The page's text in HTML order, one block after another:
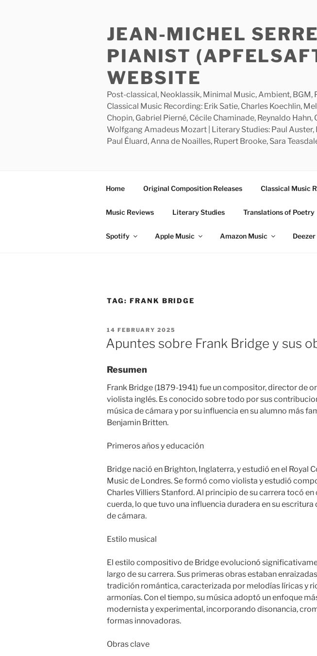
JEAN-MICHEL
PIANIST
WEBSITE
Post-classical, Neoklassik, Minimal Music, Ambient, BGM,
Classical Music Recording: Erik Satie, Charles Koechlin,
Chopin, Gabriel Pierné, Cécile Chaminade, Reynaldo
Wolfgang Amadeus Mozart | Literary Studies: Paul
Paul Éluard, Anna de Noailles, Rupert Brooke, Sara
Home Original Composition Releases Classical Music
Music Reviews Literary Studies Translations of Poetry
Spotify Apple Music Amazon Music Deezer
TAG: FRANK BRIDGE
POSTED
ON
14 FEBRUARY 2025
Apuntes sobre Frank Bridge y sus
Resumen
Frank Bridge (1879-1941) fue un compositor, director de
violista inglés. Es conocido sobre todo por sus
música de cámara y por su influencia en su alumno más
Benjamin Britten.
Primeros años y educación
Bridge nació en Brighton, Inglaterra, y estudió en el Royal
Music de Londres. Se formó como violista y estudió
Charles Villiers Stanford. Al principio de su carrera tocó
cuerda, lo que tuvo una influencia duradera en su escritura
de cámara.
Estilo musical
El estilo compositivo de Bridge evolucionó
largo de su carrera. Sus primeras obras estaban
tradición romántica, caracterizada por melodías líricas y
armonías. Con el tiempo, su música adoptó un enfoque
modernista y experimental, incorporando disonancia,
formas innovadoras.
Obras clave